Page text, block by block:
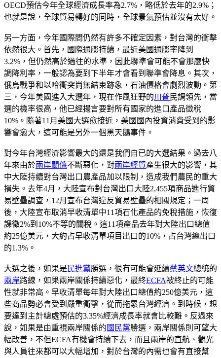
OECD預估今年全球經濟成長率為2.7%，略低於去年的2.9%；
也就是說，全球貿易轉好的同時，全球景氣預估並沒有太好。
另一方面，今年國際間仍然有許多不確定因素，對台灣的衝擊
依然很大。首先，國際通膨持續，最近美國通膨率降到
3.2%，但仍然高於過往的水準，因此聯準會可能不會那麼快
調降利率，一般認為要到下半年才會看到聯準會降息。其次，
俄烏戰爭和以哈衝突尚無結束跡象，石油價格會劇烈波動。第
三，今年美國進入大選年，現在作風狂野的川普民調領先，當
選的機率很高，他已經揚言要對所有國家的進口產品徵稅
10%。隨著11月美國大選愈接近，美國國內投資消費受到的影
響會愈大，這可能是另外一個黑天鵝事件。
對今年台灣經濟影響最大的還是我們自已的大選結果。過去八
年來由於兩岸關係不斷惡化，對兩岸經貿產生很大的影響，其
中大陸持續對台灣出口農產品加以限制，造成我們農民的重大
損失。去年4月，大陸宣布對台灣出口大陸2,455項商品進行貿
易壁壘調查，12月宣布台灣違反貿易壁壘的相關規定；一周
後，大陸宣布取消早收清單中11項石化產品的免稅措施，恢復
課徵2%到10%不等的關稅。這11項產品去年對大陸出口總值
約25億美元，大約占早收清單項目出口的10%，占台灣總出口
的1.3%。
大選之後，如果是 民進黨勝選，很有可能會延續蔡英文總統的
兩岸路線，如果兩岸關係持續惡化，最終ECFA被終止的可能
性就非常高。早收清單每年對大陸出口總值約250億美元，這
些商品勢必會受到嚴重衝擊，從而拖累台灣經濟。到時候，想
要達到主計總處預估的3.35%經濟成長率就會比較難。反過來
說，如果是由重視兩岸關係的 國民黨勝選，兩岸關係則可望大
幅改善，不但ECFA有機會持續下去，而且兩岸的直航、觀光
與人員往來都可以大幅增加，對於台灣的內需也會有直接幫